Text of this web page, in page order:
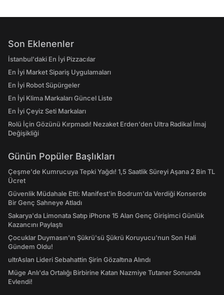
Son Eklenenler
İstanbul'daki En İyi Pizzacılar
En İyi Market Sipariş Uygulamaları
En İyi Robot Süpürgeler
En İyi Klima Markaları Güncel Liste
En İyi Çeyiz Seti Markaları
Rolü İçin Gözünü Kırpmadı! Nezaket Erden'den Ultra Radikal İmaj
Değişikliği
Günün Popüler Başlıkları
Çeşme'de Kumrucuya Tepki Yağdı! 1,5 Saatlik Süreyi Aşana 2 Bin TL
Ücret
Güvenlik Müdahale Etti: Manifest'in Bodrum'da Verdiği Konserde
Bir Genç Sahneye Atladı
Sakarya'da Limonata Satıp iPhone 15 Alan Genç Girişimci Günlük
Kazancını Paylaştı
Çocuklar Duymasın'ın Şükrü'sü Şükrü Koruyucu'nun Son Hali
Gündem Oldu!
ultrAslan Lideri Sebahattin Şirin Gözaltına Alındı
Müge Anlı'da Ortalığı Birbirine Katan Nazmiye Tutaner Sonunda
Evlendi!